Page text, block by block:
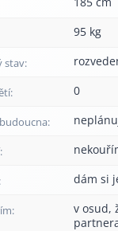
95 kg
stav:
0
dám si
v osud,